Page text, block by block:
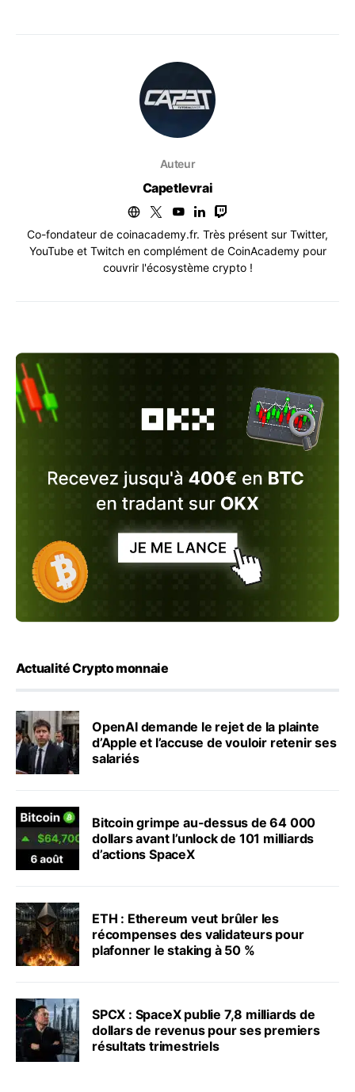
Auteur
Capetlevrai
Co-fondateur de coinacademy.fr. Très présent sur Twitter,
YouTube et Twitch en complément de CoinAcademy pour
couvrir l'écosystème crypto !
Actualité Crypto monnaie
OpenAI demande le rejet de la plainte
d’Apple et l’accuse de vouloir retenir ses
salariés
Bitcoin grimpe au-dessus de 64 000
dollars avant l’unlock de 101 milliards
d’actions SpaceX
ETH : Ethereum veut brûler les
récompenses des validateurs pour
plafonner le staking à 50 %
SPCX : SpaceX publie 7,8 milliards de
dollars de revenus pour ses premiers
résultats trimestriels